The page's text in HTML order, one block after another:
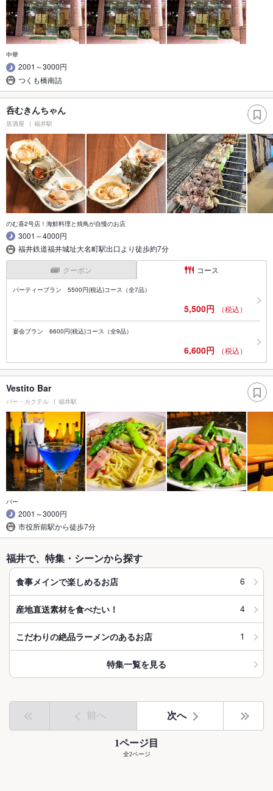
中華
2001～3000円
つくも橋南詰
呑むきんちゃん
居酒屋 福井駅
のむ喜2号店！海鮮料理と焼鳥が自慢のお店
3001～4000円
福井鉄道福井城址大名町駅出口より徒歩約7分
クーポン コース
パーティープラン 5500円(税込)コース（全7品）
5,500円 （税込）
宴会プラン 6600円(税込)コース（全9品）
6,600円 （税込）
Vestito Bar
バー・カクテル 福井駅
バー
2001～3000円
市役所前駅から徒歩7分
福井で、特集・シーンから探す
食事メインで楽しめるお店 6
産地直送素材を食べたい！ 4
こだわりの絶品ラーメンのあるお店 1
特集一覧を見る
前へ 次へ
1ページ目
全2ページ